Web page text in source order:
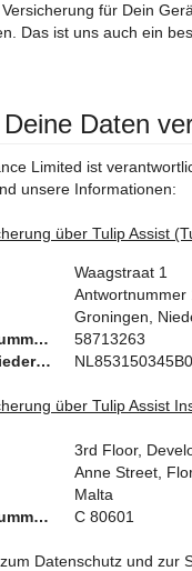
für Dein
Das ist uns auch ein
Daten
Limited ist
unsere Informationen:
über Tulip Assist
Waagstraat 1
Antwortnummer
Groningen,
Registrierungsnummer bei der Kamer van Koophandel (niederländische Handelskammer):
58713263
BTW-Nummer (niederländische USt-IdNummer):
über Tulip Assist
3rd Floor,
Anne Street,
Malta
Registrierungsnummer bei der Handelskammer:
C 80601
Datenschutz und zur